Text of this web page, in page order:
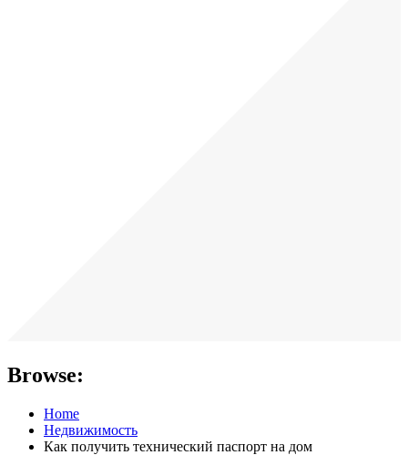
Browse:
Home
Недвижимость
Как получить технический паспорт на дом